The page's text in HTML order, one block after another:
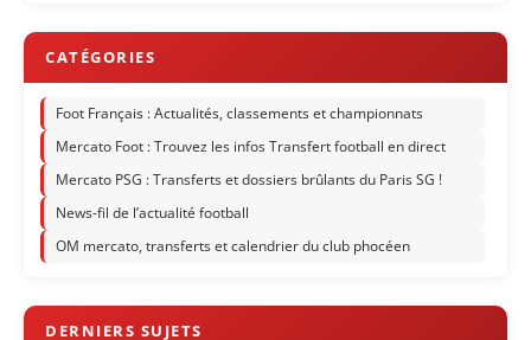
Foot Français : Actualités, classements et championnats
Mercato Foot : Trouvez les infos Transfert football en direct
Mercato PSG : Transferts et dossiers brûlants du Paris SG !
News-fil de l’actualité football
OM mercato, transferts et calendrier du club phocéen